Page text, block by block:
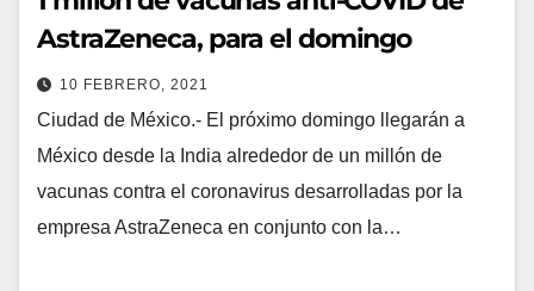
AstraZeneca, para el domingo
10 FEBRERO, 2021
Ciudad de México.- El próximo domingo llegarán a
México desde la India alrededor de un millón de
vacunas contra el coronavirus desarrolladas por la
empresa AstraZeneca en conjunto con la…